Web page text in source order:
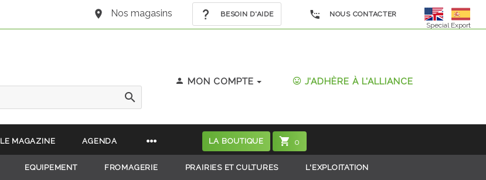
Nos magasins BESOIN D'AIDE
NOUS CONTACTER
Special Export
MON COMPTE J'ADHÈRE À L'ALLIANCE
LE MAGAZINE AGENDA LA BOUTIQUE 0
EQUIPEMENT FROMAGERIE PRAIRIES ET CULTURES L'EXPLOITATION